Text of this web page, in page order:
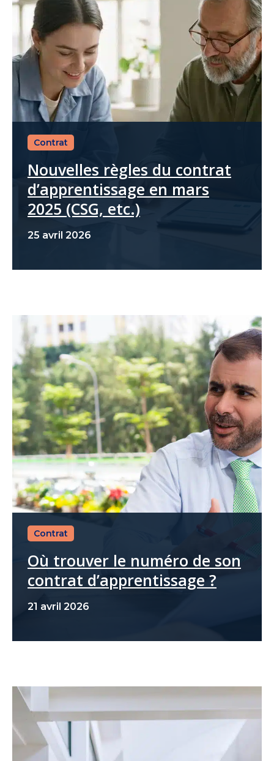
Contrat
Nouvelles règles du contrat
d’apprentissage en mars
2025 (CSG, etc.)
25 avril 2026
Contrat
Où trouver le numéro de son
contrat d’apprentissage ?
21 avril 2026